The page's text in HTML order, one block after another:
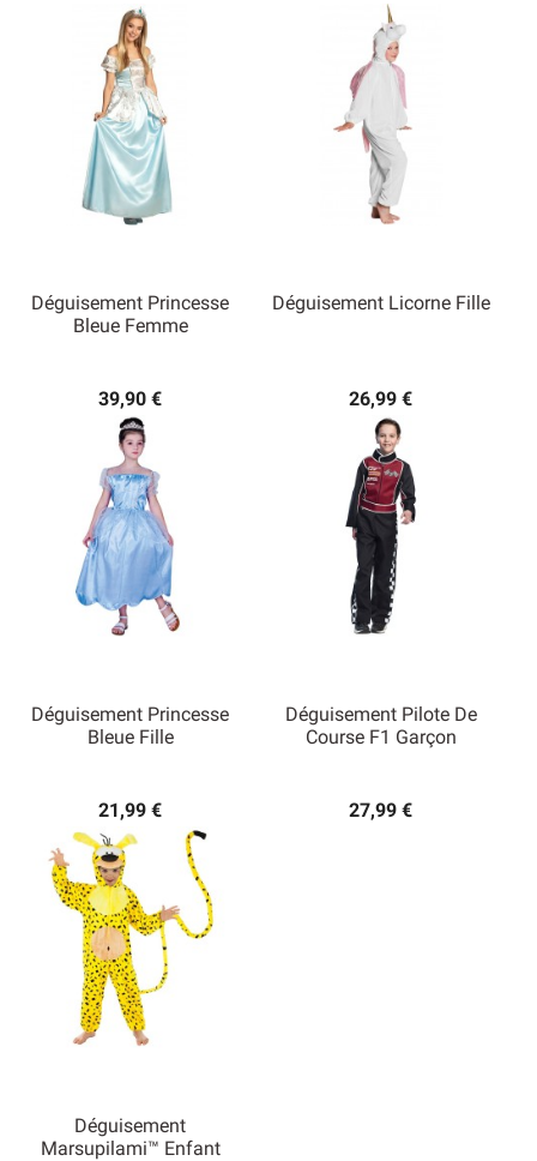
Déguisement Princesse
Bleue Femme
39,90 €
Déguisement Licorne Fille
26,99 €
Déguisement Princesse
Bleue Fille
21,99 €
Déguisement Pilote De
Course F1 Garçon
27,99 €
Déguisement
Marsupilami™ Enfant